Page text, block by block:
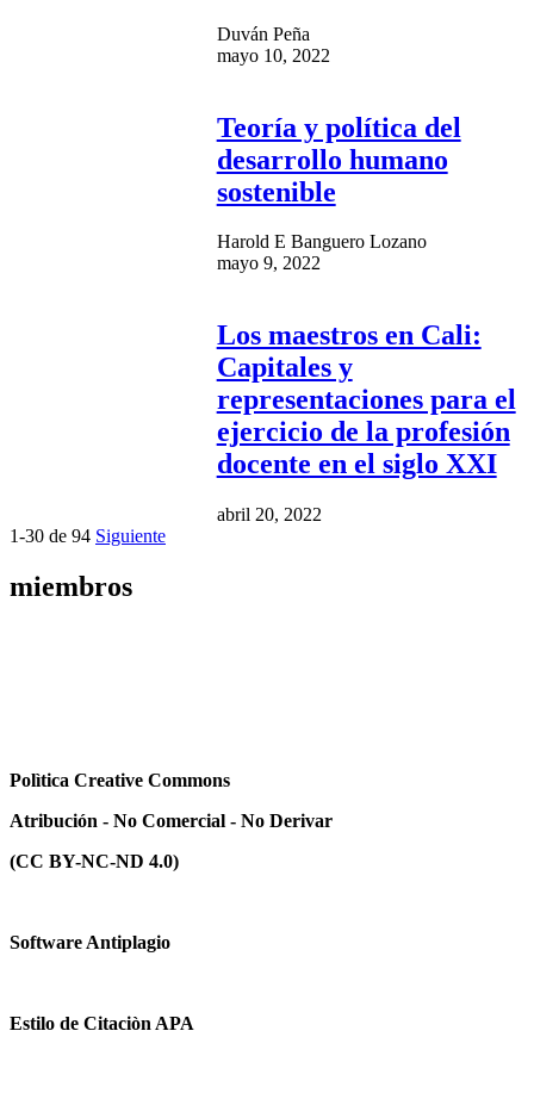
Duván Peña
mayo 10, 2022
Teoría y política del
desarrollo humano
sostenible
Harold E Banguero Lozano
mayo 9, 2022
Los maestros en Cali:
Capitales y
representaciones para el
ejercicio de la profesión
docente en el siglo XXI
abril 20, 2022
1-30 de 94 Siguiente
miembros
Polìtica Creative Commons
Atribución - No Comercial - No Derivar
(CC BY-NC-ND 4.0)
Software Antiplagio
Estilo de Citaciòn APA